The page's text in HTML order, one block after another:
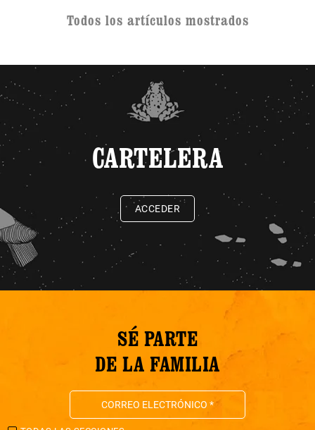
Todos los artículos mostrados
CARTELERA
ACCEDER
SÉ PARTE
DE LA FAMILIA